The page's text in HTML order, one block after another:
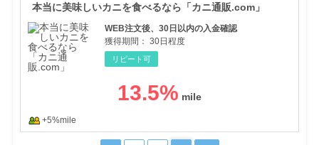
本当に美味しいカニを食べるなら「カニ通販.com」
WEB注文後、30日以内の入金確認
獲得期間： 30日程度
リピート可
13.5%
+5%mile